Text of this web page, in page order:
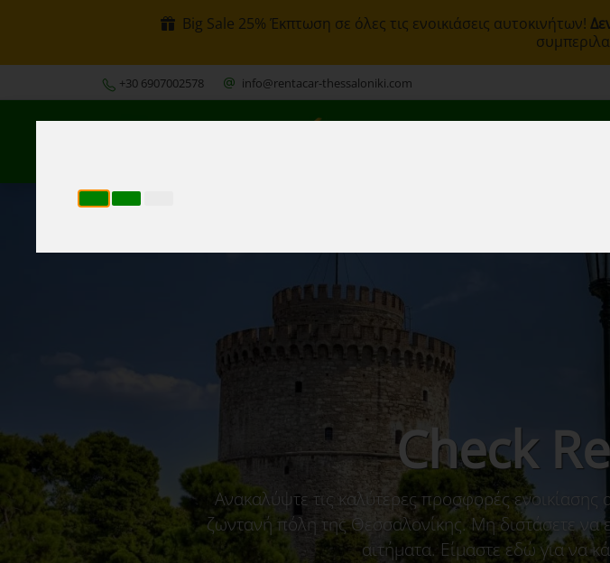
Big Sale 25% Έκπτωση σε όλες τις ενοικιάσεις αυτοκινήτων!
+30 6907002578 info@rentacar-thessaloniki.com
Check
Ανακαλύψτε τις καλύτερες προσφορές ενοικίασης
ζωντανή πόλη της Θεσσαλονίκης. Μη διστάσετε να
αιτήματα. Είμαστε εδώ για να